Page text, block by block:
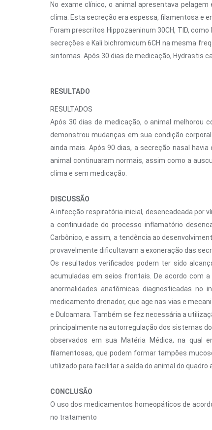
No exame clínico, o animal apresentava
clima. Esta secreção era espessa, filamentosa e
Foram prescritos Hippozaeninum 30CH, TID,
secreções e Kali bichromicum 6CH na mesma
sintomas. Após 30 dias de medicação, Hydrastis
RESULTADO
RESULTADOS
Após 30 dias de medicação, o animal melhorou
demonstrou mudanças em sua condição
ainda mais. Após 90 dias, a secreção nasal
animal continuaram normais, assim como a
clima e sem medicação.
DISCUSSÃO
A infecção respiratória inicial, desencadeada por
a continuidade do processo inflamatório
Carbônico, e assim, a tendência ao
provavelmente dificultavam a exoneração das
Os resultados verificados podem ter sido
acumuladas em seios frontais. De acordo com
anormalidades anatômicas diagnosticadas no
medicamento drenador, que age nas vias e
e Dulcamara. Também se fez necessária a
principalmente na autorregulação dos sistemas
observados em sua Matéria Médica, na qual
filamentosas, que podem formar tampões
utilizado para facilitar a saída do animal do
CONCLUSÃO
O uso dos medicamentos homeopáticos de
no tratamento